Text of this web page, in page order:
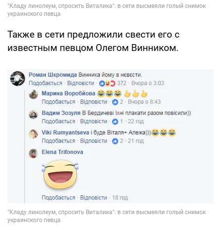
Также в сети предложили свести его с
известным певцом Олегом Винником.